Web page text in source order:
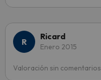
Ricard
Enero 2015
Valoración sin comentarios